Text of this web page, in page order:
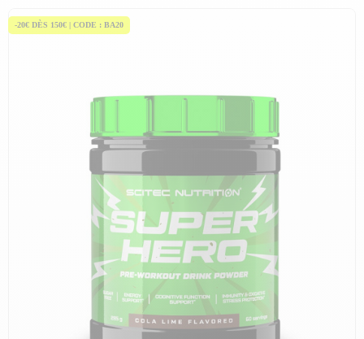
-20€ DÈS 150€ | CODE : BA20